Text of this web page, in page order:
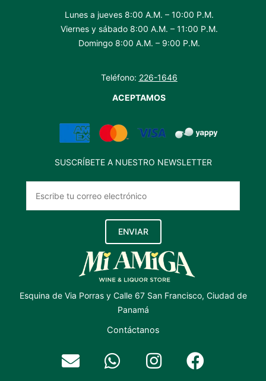
Lunes a jueves 8:00 A.M. – 10:00 P.M.
Viernes y sábado 8:00 A.M. – 11:00 P.M.
Domingo 8:00 A.M. – 9:00 P.M.
Teléfono: 226-1646
ACEPTAMOS
SUSCRÍBETE A NUESTRO NEWSLETTER
ENVIAR
Esquina de Via Porras y Calle 67 San Francisco, Ciudad de
Panamá
Contáctanos